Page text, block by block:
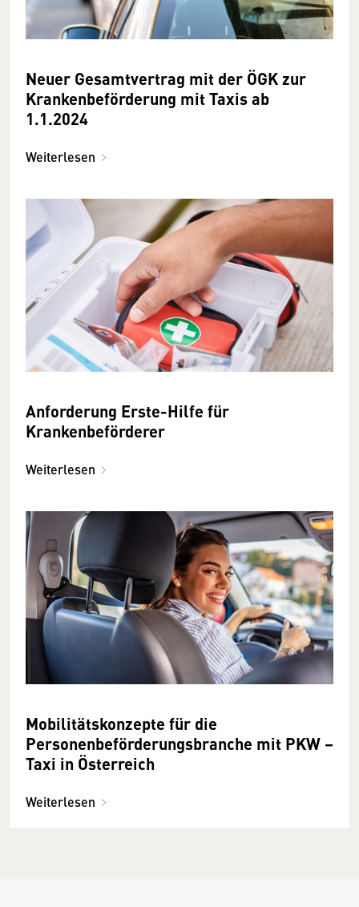
Neuer Gesamt­vertrag mit der ÖGK zur
Kranken­beförderung mit Taxis ab
1.1.2024
Weiterlesen
Anforderung Erste-Hilfe für
Krankenbeförderer
Weiterlesen
Mobilitätskonzepte für die
Personenbeförderungsbranche mit PKW –
Taxi in Österreich
Weiterlesen